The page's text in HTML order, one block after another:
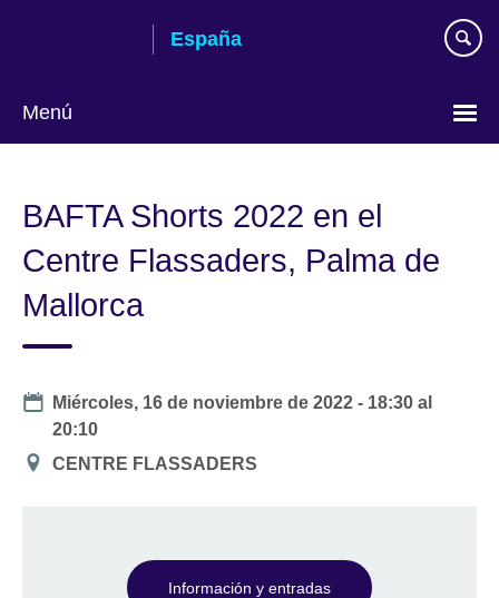
España
Menú
BAFTA Shorts 2022 en el
Centre Flassaders, Palma de
Mallorca
Date
Miércoles, 16 de noviembre de 2022 - 18:30 al
20:10
Ubicación
CENTRE FLASSADERS
Información y entradas